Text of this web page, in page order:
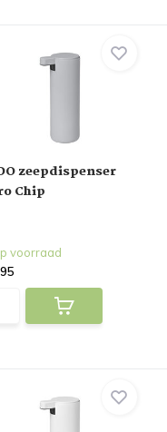
zeepdispenser
Chip
voorraad